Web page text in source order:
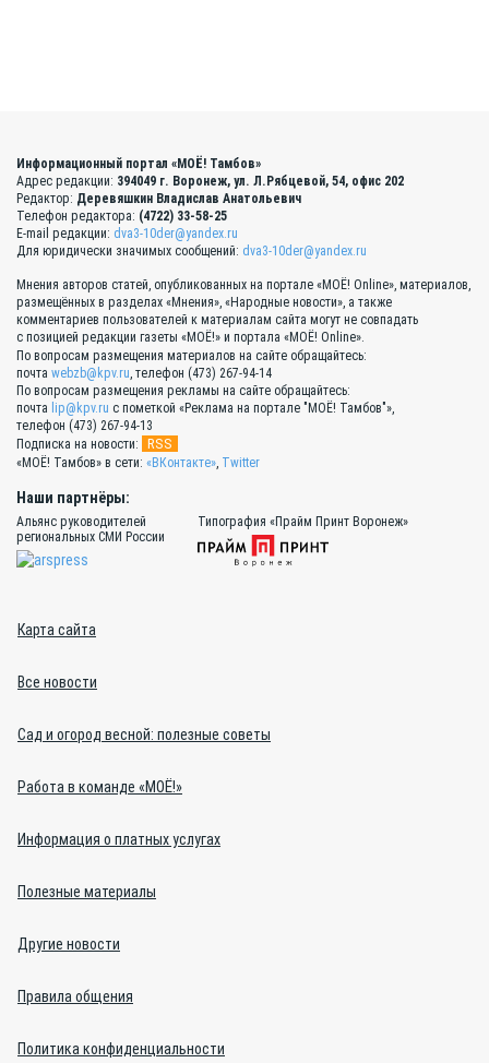
Информационный портал «МОЁ! Тамбов»
Адрес редакции: 394049 г. Воронеж, ул. Л.Рябцевой, 54, офис 202
Редактор: Деревяшкин Владислав Анатольевич
Телефон редактора: (4722) 33-58-25
E-mail редакции: dva3-10der@yandex.ru
Для юридически значимых сообщений: dva3-10der@yandex.ru
Мнения авторов статей, опубликованных на портале «МОЁ! Online», материалов,
размещённых в разделах «Мнения», «Народные новости», а также
комментариев пользователей к материалам сайта могут не совпадать
с позицией редакции газеты «МОЁ!» и портала «МОЁ! Online».
По вопросам размещения материалов на сайте обращайтесь:
почта webzb@kpv.ru, телефон (473) 267-94-14
По вопросам размещения рекламы на сайте обращайтесь:
почта lip@kpv.ru с пометкой «Реклама на портале "МОЁ! Тамбов"»,
телефон (473) 267-94-13
Подписка на новости:
RSS
«МОЁ! Тамбов» в сети: «ВКонтакте», Twitter
Наши партнёры:
Альянс руководителей
региональных СМИ России
Типография «Прайм Принт Воронеж»
Карта сайта
Все новости
Сад и огород весной: полезные советы
Работа в команде «МОЁ!»
Информация о платных услугах
Полезные материалы
Другие новости
Правила общения
Политика конфиденциальности